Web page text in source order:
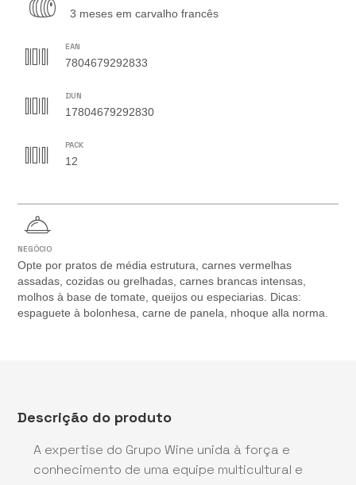
3 meses em carvalho francês
EAN
7804679292833
DUN
17804679292830
PACK
12
NEGÓCIO
Opte por pratos de média estrutura, carnes vermelhas
assadas, cozidas ou grelhadas, carnes brancas intensas,
molhos à base de tomate, queijos ou especiarias. Dicas:
espaguete à bolonhesa, carne de panela, nhoque alla norma.
Descrição do produto
A expertise do Grupo Wine unida à força e
conhecimento de uma equipe multicultural e